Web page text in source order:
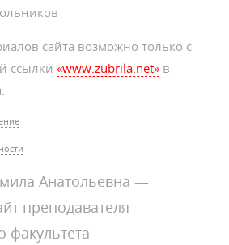
сайта возможно только с
ссылки«www.zubrila.net» в
Анатольевна —
преподавателя
факультета